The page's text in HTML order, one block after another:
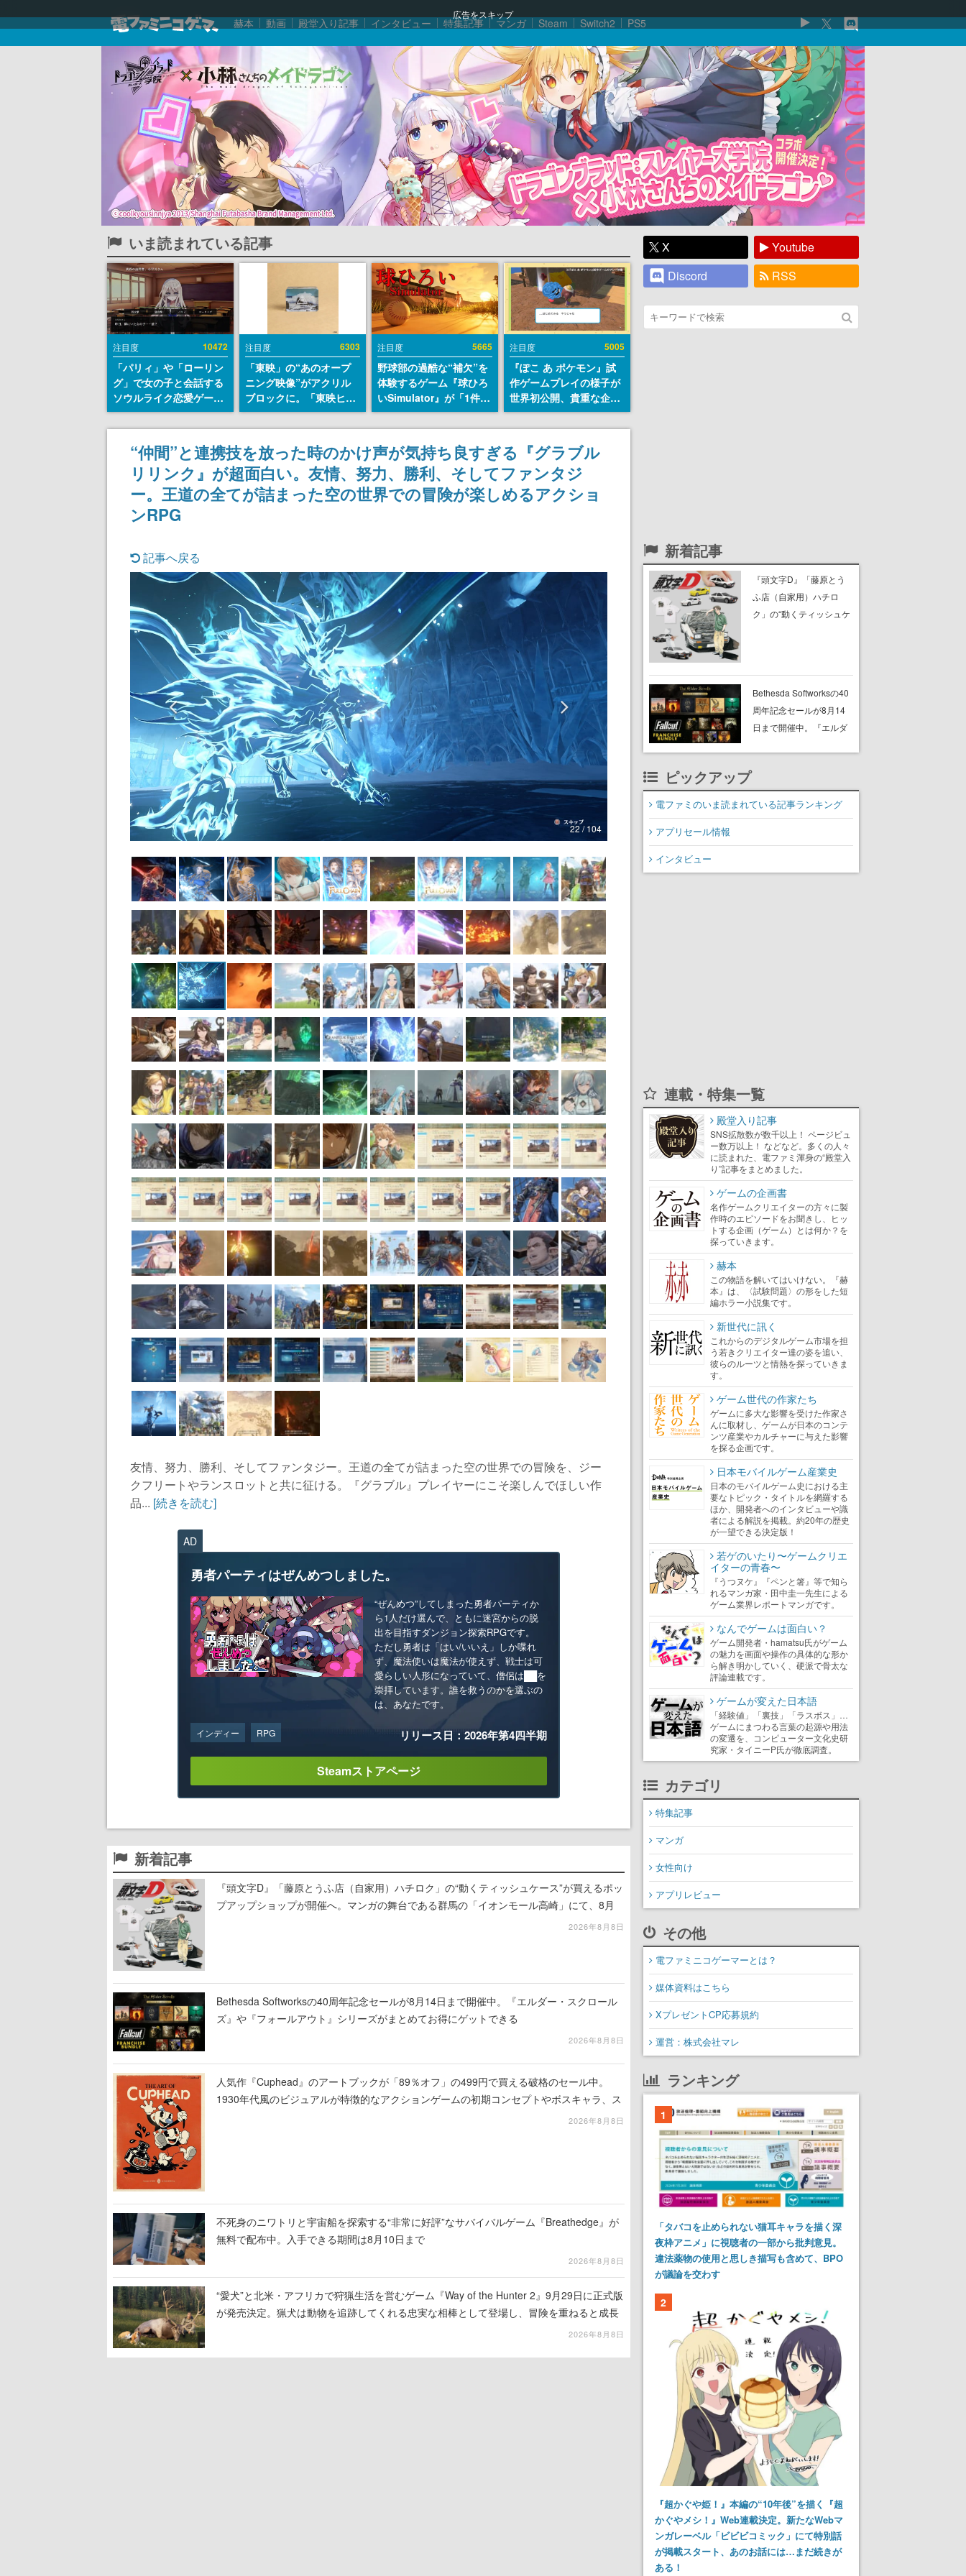
広告をスキップ
赫本 動画 殿堂入り記事 インタビュー 特集記事 マンガ Steam Switch2 PS5
いま読まれている記事
注目度 10472
「パリィ」や「ローリン
グ」で女の子と会話する
ソウルライク恋愛ゲーム
『小早川さんはソウルラ
イク』無料公開。返事に
失敗すると「YOU
DIED」
注目度 6303
「東映」の“あのオープ
ニング映像”がアクリル
ブロックに。「東映ヒス
トリカル グッズコレクシ
ョン」が8月下旬より発
売
注目度 5665
野球部の過酷な“補欠”を
体験するゲーム『球ひろ
いSimulator』が「1件」
のウィッシュリストをも
とにチェコ語に対応し
SNSで話題に。『キング
ダム・カム』開発元やチ
ェコのプロ野球選手から
称賛の声
注目度 5005
『ぽこ あ ポケモン』試
作ゲームプレイの様子が
世界初公開、貴重な企画
書の一部も見れちゃう。
ゲームフリーク・大森滋
氏が開発秘話を語る動画
がゲームフリーク公式
YouTubeで公開中
“仲間”と連携技を放った時のかけ声が気持ち良すぎる『グラブル
リリンク』が超面白い。友情、努力、勝利、そしてファンタジ
ー。王道の全てが詰まった空の世界での冒険が楽しめるアクショ
ンRPG
記事へ戻る
22 / 104
友情、努力、勝利、そしてファンタジー。王道の全てが詰まった空の世界での冒険を、ジー
クフリートやランスロットと共に征ける。『グラブル』プレイヤーにこそ楽しんでほしい作
品... [続きを読む]
AD
勇者パーティはぜんめつしました。
“ぜんめつ”してしまった勇者パーティか
ら1人だけ選んで、ともに迷宮からの脱
出を目指すダンジョン探索RPGです。
ただし勇者は「はい/いいえ」しか喋れ
ず、魔法使いは魔法が使えず、戦士は可
愛らしい人形になっていて、僧侶は██を
崇拝しています。誰を救うのかを選ぶの
は、あなたです。
インディー RPG リリース日：2026年第4四半期
Steamストアページ
新着記事
『頭文字D』「藤原とうふ店（自家用）ハチロク」の“動くティッシュケース”が買えるポッ
プアップショップが開催へ。マンガの舞台である群馬の「イオンモール高崎」にて、8月
2026年8月8日
Bethesda Softworksの40周年記念セールが8月14日まで開催中。『エルダー・スクロール
ズ』や『フォールアウト』シリーズがまとめてお得にゲットできる
2026年8月8日
人気作『Cuphead』のアートブックが「89％オフ」の499円で買える破格のセール中。
1930年代風のビジュアルが特徴的なアクションゲームの初期コンセプトやボスキャラ、ス
2026年8月8日
不死身のニワトリと宇宙船を探索する“非常に好評”なサバイバルゲーム『Breathedge』が
無料で配布中。入手できる期間は8月10日まで
2026年8月8日
“愛犬”と北米・アフリカで狩猟生活を営むゲーム『Way of the Hunter 2』9月29日に正式版
が発売決定。猟犬は動物を追跡してくれる忠実な相棒として登場し、冒険を重ねると成長
2026年8月8日
X
Youtube
Discord
RSS
新着記事
『頭文字D』「藤原とう
ふ店（自家用）ハチロ
ク」の“動くティッシュケ
て、8月11日から8月20日
までの期間限定で開催予
定
Bethesda Softworksの40
周年記念セールが8月14
日まで開催中。『エルダ
ピックアップ
電ファミのいま読まれている記事ランキング
アプリセール情報
インタビュー
連載・特集一覧
殿堂入り記事
SNS拡散数が数千以上！ ページビュ
ー数万以上！ などなど。多くの人々
に読まれた、電ファミ渾身の“殿堂入
り”記事をまとめました。
ゲームの企画書
名作ゲームクリエイターの方々に製
作時のエピソードをお聞きし、ヒッ
トする企画（ゲーム）とは何か？を
探っていきます。
赫本
この物語を解いてはいけない。『赫
本』は、〈試験問題〉の形をした短
編ホラー小説集です。
新世代に訊く
これからのデジタルゲーム市場を担
う若きクリエイター達の姿を追い、
彼らのルーツと情熱を探っていきま
す。
ゲーム世代の作家たち
ゲームに多大な影響を受けた作家さ
んに取材し、ゲームが日本のコンテ
ンツ産業やカルチャーに与えた影響
を探る企画です。
日本モバイルゲーム産業史
日本のモバイルゲーム史における主
要なトピック・タイトルを網羅する
ほか、開発者へのインタビューや識
者による解説を掲載。約20年の歴史
が一望できる決定版！
若ゲのいたり〜ゲームクリエ
イターの青春〜
『うつヌケ』『ペンと箸』等で知ら
れるマンガ家・田中圭一先生による
ゲーム業界レポートマンガです。
なんでゲームは面白い？
ゲーム開発者・hamatsu氏がゲーム
の魅力を画面や操作の具体的な形か
ら解き明かしていく、硬派で骨太な
評論連載です。
ゲームが変えた日本語
「経験値」「裏技」「ラスボス」…
ゲームにまつわる言葉の起源や用法
の変遷を、コンピューター文化史研
究家・タイニーP氏が徹底調査。
カテゴリ
特集記事
マンガ
女性向け
アプリレビュー
その他
電ファミニコゲーマーとは？
媒体資料はこちら
XプレゼントCP応募規約
運営：株式会社マレ
ランキング
1
「タバコを止められない猫耳キャラを描く深
夜枠アニメ」に視聴者の一部から批判意見。
違法薬物の使用と思しき描写も含めて、BPO
が議論を交わす
2
『超かぐや姫！』本編の“10年後”を描く『超
かぐやメシ！』Web連載決定。新たなWebマ
ンガレーベル「ビビビコミック」にて特別話
が掲載スタート、あのお話には…まだ続きが
ある！